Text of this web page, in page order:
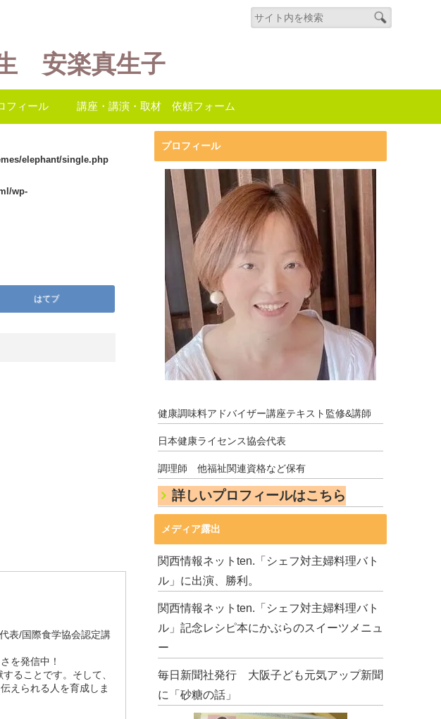
安楽真生子
フィール 講座・講演・取材 依頼フォーム
elephant/single.php
wp-
はてブ
表/国際食学協会認定講
を発信中！
ることです。そして、
えられる人を育成しま
プロフィール
健康調味料アドバイザー講座テキスト監修&講師
日本健康ライセンス協会代表
調理師 他福祉関連資格など保有
詳しいプロフィールはこちら
メディア露出
関西情報ネットten.「シェフ対主婦料理バト
ル」に出演、勝利。
関西情報ネットten.「シェフ対主婦料理バト
ル」記念レシピ本にかぶらのスイーツメニュ
ー
毎日新聞社発行 大阪子ども元気アップ新聞
に「砂糖の話」